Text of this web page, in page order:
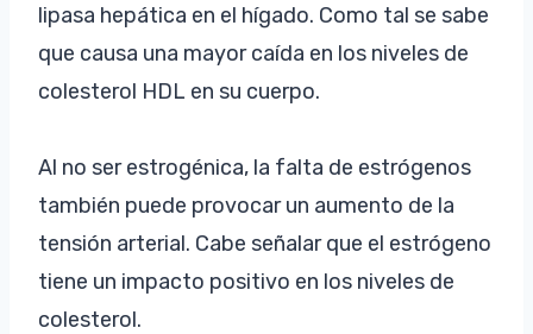
lipasa hepática en el hígado. Como tal se sabe
que causa una mayor caída en los niveles de
colesterol HDL en su cuerpo.
Al no ser estrogénica, la falta de estrógenos
también puede provocar un aumento de la
tensión arterial. Cabe señalar que el estrógeno
tiene un impacto positivo en los niveles de
colesterol.